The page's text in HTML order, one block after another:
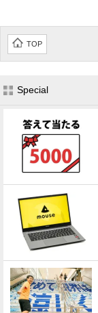
TOP
Special